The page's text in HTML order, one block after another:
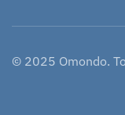
© 2025 Omondo.